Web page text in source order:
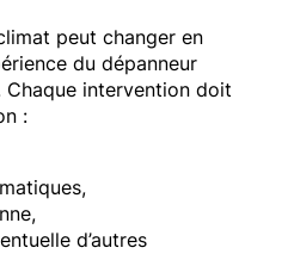
peut changer en
du dépanneur
intervention doit
:
d’autres